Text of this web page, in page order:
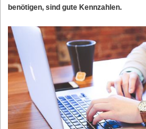
benötigen, sind gute Kennzahlen.